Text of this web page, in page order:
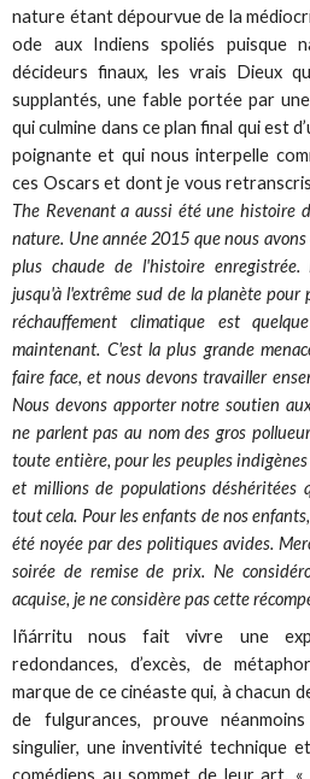
nature étant dépourvue de la
ode aux Indiens spoliés puisque
décideurs finaux, les vrais Dieux
supplantés, une fable portée par
qui culmine dans ce plan final qui est
poignante et qui nous interpelle
ces Oscars et dont je vous
The Revenant a aussi été une histoire
nature. Une année 2015 que nous
plus chaude de l'histoire
jusqu'à l'extrême sud de la planète
réchauffement climatique est
maintenant. C'est la plus grande
faire face, et nous devons travailler
Nous devons apporter notre soutien
ne parlent pas au nom des gros
toute entière, pour les peuples
et millions de populations déshéritées
tout cela. Pour les enfants de nos
été noyée par des politiques avides.
soirée de remise de prix. Ne
acquise, je ne considère pas cette
Iñárritu nous fait vivre une
redondances, d’excès, de
marque de ce cinéaste qui, à chacun
de fulgurances, prouve
singulier, une inventivité technique
comédiens au sommet de leur art.